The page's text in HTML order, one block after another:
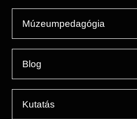
Múzeumpedagógia
Blog
Kutatás